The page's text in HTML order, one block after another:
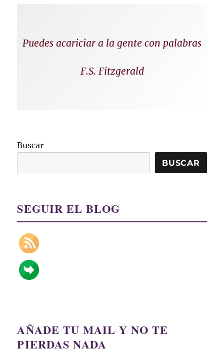
Puedes acariciar a la gente con palabras
F.S. Fitzgerald
Buscar
BUSCAR
SEGUIR EL BLOG
AÑADE TU MAIL Y NO TE
PIERDAS NADA